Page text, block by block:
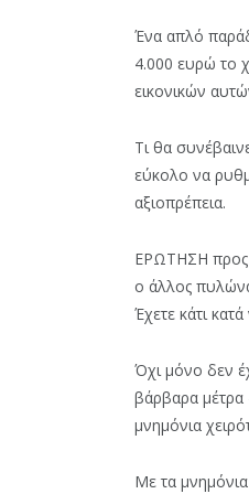
Ένα απλό
4.000 ευρώ το
εικονικών
Τι θα
εύκολο να
αξιοπρέπεια.
ΕΡΩΤΗΣΗ προς
ο άλλος
Έχετε κάτι
Όχι μόνο δεν
βάρβαρα
μνημόνια
Με τα